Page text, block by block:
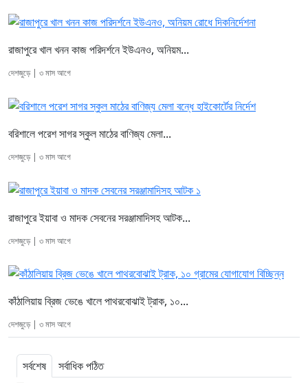
রাজাপুরে খাল খনন কাজ পরিদর্শনে ইউএনও, অনিয়ম...
দেশজুড়ে | ৩ মাস আগে
বরিশালে পরেশ সাগর স্কুল মাঠের বাণিজ্য মেলা...
দেশজুড়ে | ৩ মাস আগে
রাজাপুরে ইয়াবা ও মাদক সেবনের সরঞ্জামাদিসহ আটক...
দেশজুড়ে | ৩ মাস আগে
কাঁঠালিয়ায় ব্রিজ ভেঙে খালে পাথরবোঝাই ট্রাক, ১০...
দেশজুড়ে | ৩ মাস আগে
সর্বশেষ
সর্বাধিক পঠিত